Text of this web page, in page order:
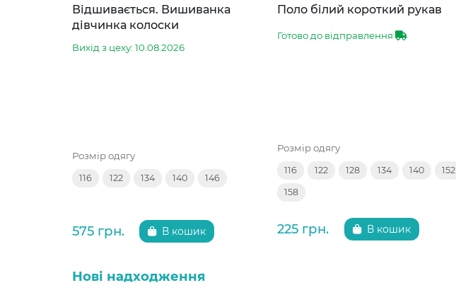
Відшивається. Вишиванка
дівчинка колоски
Вихід з цеху: 10.08.2026
Розмір одягу
116 122 134 140 146
575 грн. В кошик
Поло білий короткий рукав
Готово до відправлення
Розмір одягу
116 122 128 134 140 152
158
225 грн. В кошик
Нові надходження